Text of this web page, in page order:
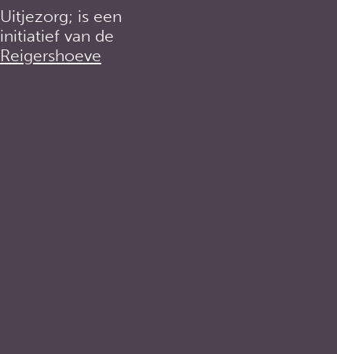
Uitjezorg; is een
initiatief van de
Reigershoeve